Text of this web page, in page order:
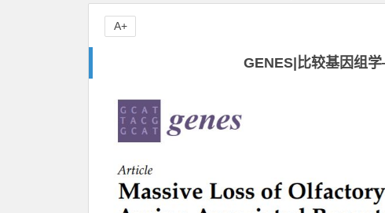
GENES|比较基因组
A+